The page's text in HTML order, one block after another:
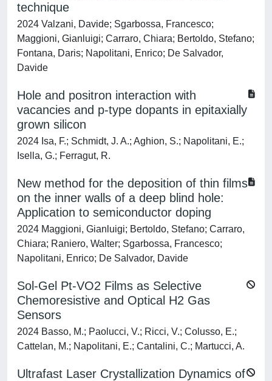
technique
2024 Valzani, Davide; Sgarbossa, Francesco;
Maggioni, Gianluigi; Carraro, Chiara; Bertoldo, Stefano;
Fontana, Daris; Napolitani, Enrico; De Salvador,
Davide
Hole and positron interaction with
vacancies and p-type dopants in epitaxially
grown silicon
2024 Isa, F.; Schmidt, J. A.; Aghion, S.; Napolitani, E.;
Isella, G.; Ferragut, R.
New method for the deposition of thin films
on the inner walls of a deep blind hole:
Application to semiconductor doping
2024 Maggioni, Gianluigi; Bertoldo, Stefano; Carraro,
Chiara; Raniero, Walter; Sgarbossa, Francesco;
Napolitani, Enrico; De Salvador, Davide
Sol-Gel Pt-VO2 Films as Selective
Chemoresistive and Optical H2 Gas
Sensors
2024 Basso, M.; Paolucci, V.; Ricci, V.; Colusso, E.;
Cattelan, M.; Napolitani, E.; Cantalini, C.; Martucci, A.
Ultrafast Laser Crystallization Dynamics of